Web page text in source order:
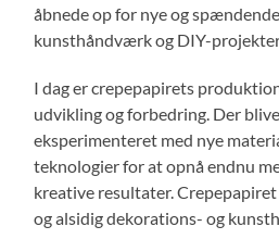
åbnede op for nye og
kunsthåndværk og DIY-
I dag er crepepapirets
udvikling og forbedring. Der
eksperimenteret med nye
teknologier for at opnå endnu
kreative resultater.
og alsidig dekorations- og